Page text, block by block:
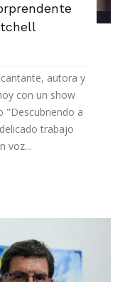
autora y
con un show
"Descubriendo a
trabajo
voz...